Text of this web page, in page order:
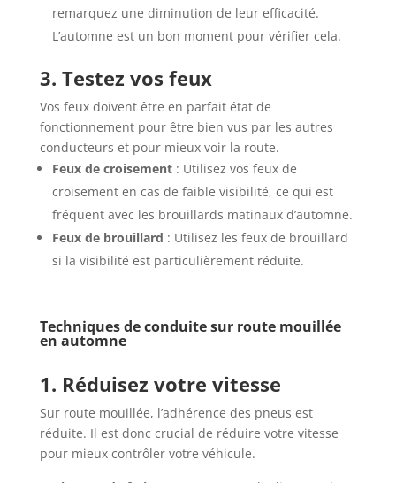
remarquez une diminution de leur efficacité.
L’automne est un bon moment pour vérifier cela.
3. Testez vos feux
Vos feux doivent être en parfait état de
fonctionnement pour être bien vus par les autres
conducteurs et pour mieux voir la route.
Feux de croisement: Utilisez vos feux de
croisement en cas de faible visibilité, ce qui est
fréquent avec les brouillards matinaux d’automne.
Feux de brouillard : Utilisez les feux de brouillard
si la visibilité est particulièrement réduite.
Techniques de conduite sur route mouillée
en automne
1. Réduisez votre vitesse
Sur route mouillée, l’adhérence des pneus est
réduite. Il est donc crucial de réduire votre vitesse
pour mieux contrôler votre véhicule.